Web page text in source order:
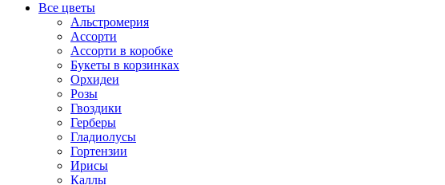
Все цветы
Альстромерия
Ассорти
Ассорти в коробке
Букеты в корзинках
Орхидеи
Розы
Гвоздики
Герберы
Гладиолусы
Гортензии
Ирисы
Каллы